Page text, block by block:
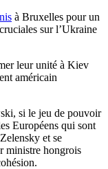
à Bruxelles pour un
sur l’Ukraine
leur unité à Kiev
américain
si le jeu de pouvoir
Européens qui sont
et se
ministre hongrois